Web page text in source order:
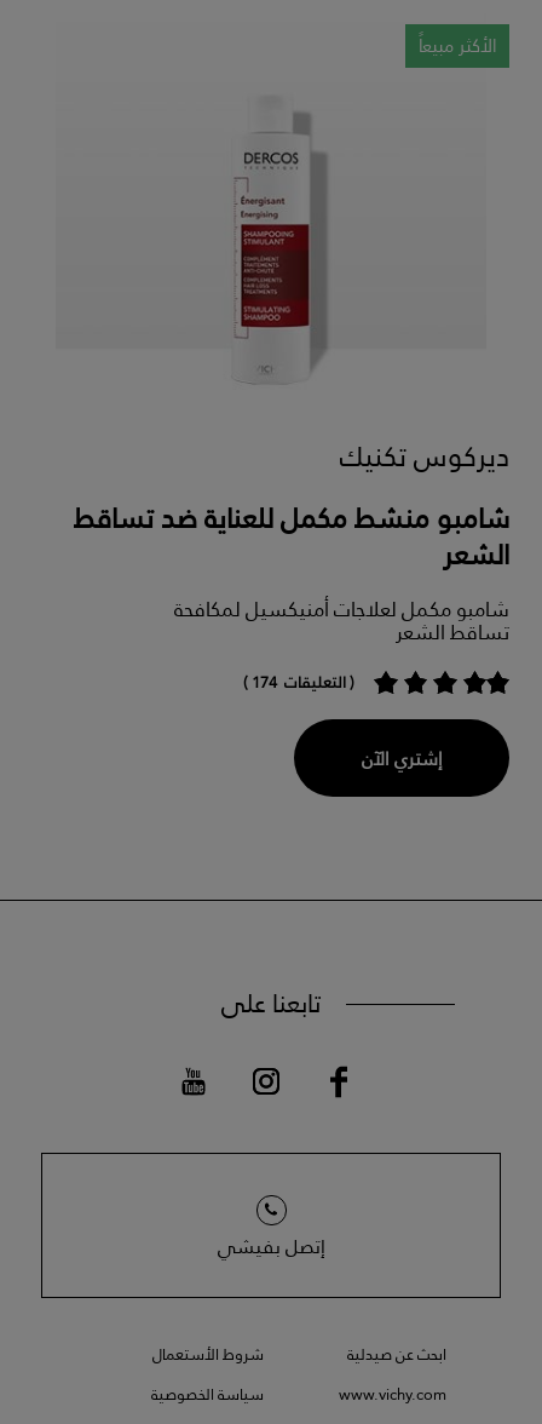
الأكثر مبيعاً
ديركوس تكنيك
شامبو منشط مكمل للعناية ضد تساقط
الشعر
شامبو مكمل لعلاجات أمنيكسيل لمكافحة
تساقط الشعر
( التعليقات 174 )
إشتري الآن
تابعنا على
إتصل بفيشي
شروط الأستعمال
سياسة الخصوصية
ابحث عن صيدلية
www.vichy.com